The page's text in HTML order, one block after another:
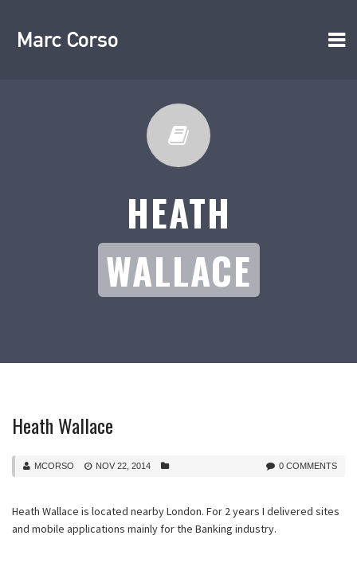
HEATH
WALLACE
Heath Wallace
MCORSO NOV 22, 2014 0 COMMENTS
Heath Wallace is located nearby London. For 2 years I delivered sites
and mobile applications mainly for the Banking industry.